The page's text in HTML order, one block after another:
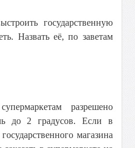
государственную
Назвать её, по заветам
разрешено
до 2 градусов. Если в
магазина